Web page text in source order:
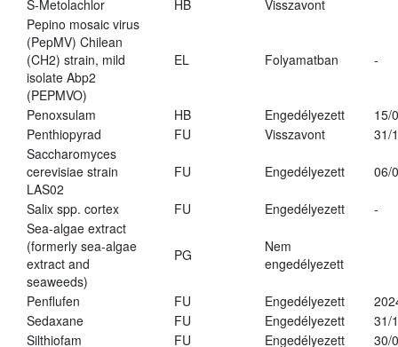
S-Metolachlor HB
Visszavont
Pepino mosaic virus
(PepMV) Chilean
(CH2) strain, mild
isolate Abp2
(PEPMVO)
EL Folyamatban -
Penoxsulam HB Engedélyezett
15/
Penthiopyrad
FU Visszavont
31/
Saccharomyces
cerevisiae strain
LAS02
FU Engedélyezett 06/
Salix spp. cortex FU Engedélyezett
-
Sea-algae extract
(formerly sea-algae
extract and
seaweeds)
PG
Nem
engedélyezett
Penflufen FU Engedélyezett
Sedaxane
FU Engedélyezett
31/
Silthiofam
FU Engedélyezett 30/